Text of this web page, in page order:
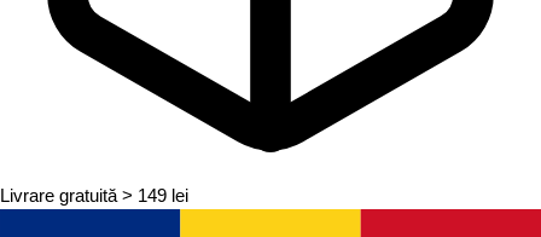
Livrare gratuită > 149 lei